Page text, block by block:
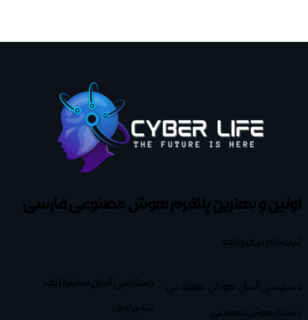
اولین و بهترین پلتفرمهوش مصنوعی فارسی
ثبت نام در خبرنامه
دسترسی آسان هوش مصنوعی
دستیار هوش مصنوعی
دسترسی آسان سایبرلایف
سایبرلایف